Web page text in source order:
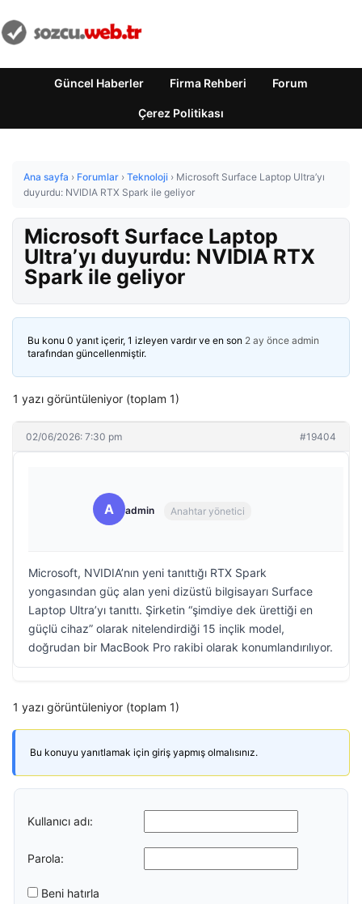
Güncel Haberler Firma Rehberi Forum
Çerez Politikası
Ana sayfa › Forumlar › Teknoloji › Microsoft Surface Laptop Ultra’yı
duyurdu: NVIDIA RTX Spark ile geliyor
Microsoft Surface Laptop
Ultra’yı duyurdu: NVIDIA RTX
Spark ile geliyor
Bu konu 0 yanıt içerir, 1 izleyen vardır ve en son 2 ay önce admin
tarafından güncellenmiştir.
1 yazı görüntüleniyor (toplam 1)
02/06/2026: 7:30 pm #19404
A admin Anahtar yönetici
Microsoft, NVIDIA’nın yeni tanıttığı RTX Spark
yongasından güç alan yeni dizüstü bilgisayarı Surface
Laptop Ultra’yı tanıttı. Şirketin “şimdiye dek ürettiği en
güçlü cihaz” olarak nitelendirdiği 15 inçlik model,
doğrudan bir MacBook Pro rakibi olarak konumlandırılıyor.
1 yazı görüntüleniyor (toplam 1)
Bu konuyu yanıtlamak için giriş yapmış olmalısınız.
Kullanıcı adı:
Parola:
Beni hatırla